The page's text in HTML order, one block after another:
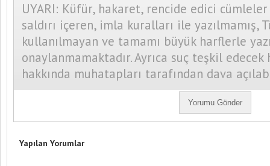
UYARI: Küfür, hakaret, rencide edici
saldırı içeren, imla kuralları ile yazılmamış,
kullanılmayan ve tamamı büyük harflerle
onaylanmamaktadır. Ayrıca suç teşkil
hakkında muhatapları tarafından dava
Yapılan Yorumlar